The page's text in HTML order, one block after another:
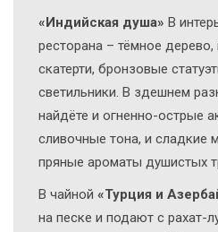
«Индийская душа» В
ресторана – тёмное
скатерти, бронзовые
светильники. В здешнем
найдёте и огненно-острые
сливочные тона, и сладкие
пряные ароматы душистых
В чайной «Турция и
на песке и подают с рахат-